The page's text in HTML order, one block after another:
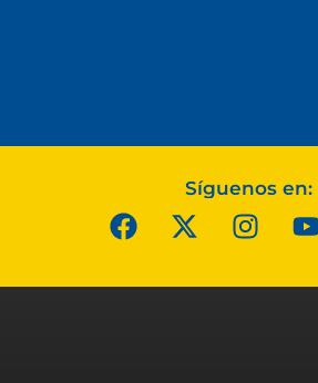
Síguenos en: